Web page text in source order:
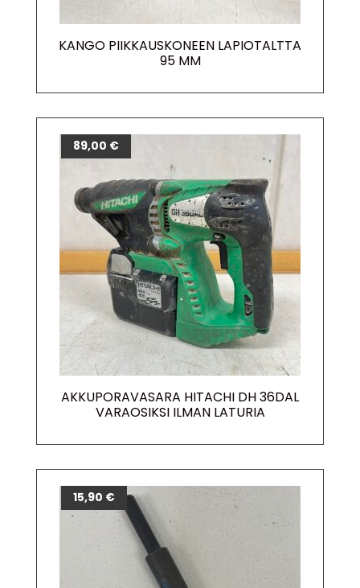
KANGO PIIKKAUSKONEEN LAPIOTALTTA
95 MM
AKKUPORAVASARA HITACHI DH 36DAL
VARAOSIKSI ILMAN LATURIA
89,00 €
15,90 €